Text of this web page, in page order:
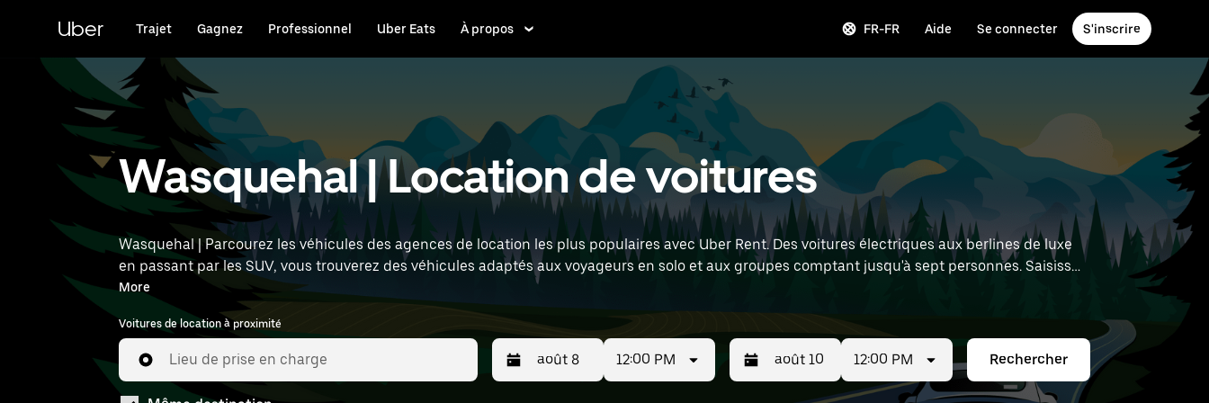
principal
Uber Trajet Gagnez Professionnel Uber Eats À propos FR-FR Aide Se connecter S'inscrire
Wasquehal | Location de voitures
Wasquehal | Parcourez les véhicules des agences de location les plus populaires avec Uber Rent. Des voitures électriques aux berlines de luxe
en passant par les SUV, vous trouverez des véhicules adaptés aux voyageurs en solo et aux groupes comptant jusqu'à sept personnes. Saisissez
l'heure et l'emplacement (par exemple : Lille Airport) pour trouver des voitures de location à proximité.
More
Voitures de location à proximité
Lieu de prise en charge 12:00 PM 12:00 PM Rechercher